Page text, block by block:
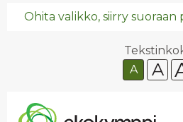
Ohita valikko, siirry suoraan
A
A